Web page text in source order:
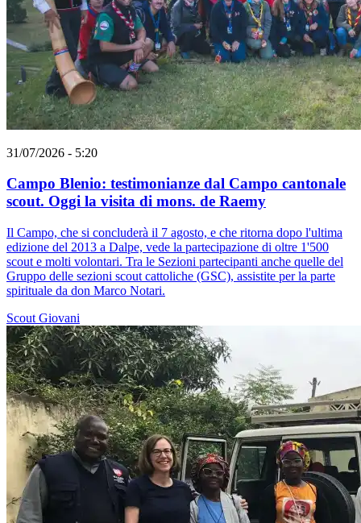
31/07/2026 - 5:20
Campo Blenio: testimonianze dal Campo cantonale
scout. Oggi la visita di mons. de Raemy
Il Campo, che si concluderà il 7 agosto, e che ritorna dopo l'ultima
edizione del 2013 a Dalpe, vede la partecipazione di oltre 1'500
scout e molti volontari. Tra le Sezioni partecipanti anche quelle del
Gruppo delle sezioni scout cattoliche (GSC), assistite per la parte
spirituale da don Marco Notari.
Scout Giovani